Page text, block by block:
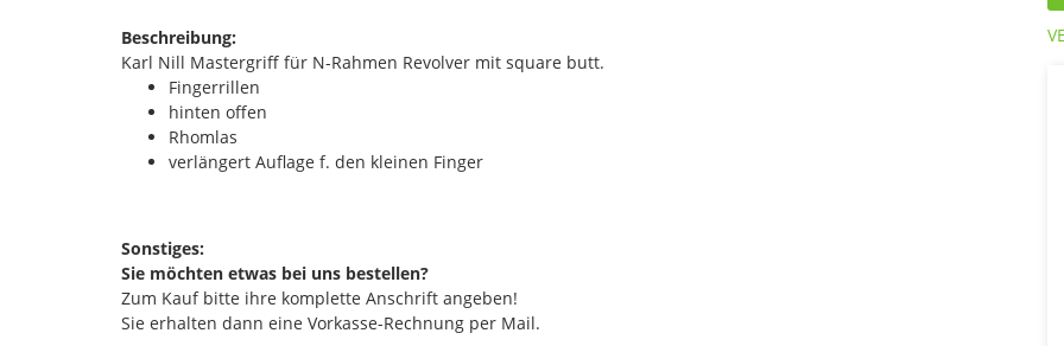
Beschreibung:
Karl Nill Mastergriff für N-Rahmen Revolver mit square butt.
Fingerrillen
hinten offen
Rhomlas
verlängert Auflage f. den kleinen Finger
Sonstiges:
Sie möchten etwas bei uns bestellen?
Zum Kauf bitte ihre komplette Anschrift angeben!
Sie erhalten dann eine Vorkasse-Rechnung per Mail.